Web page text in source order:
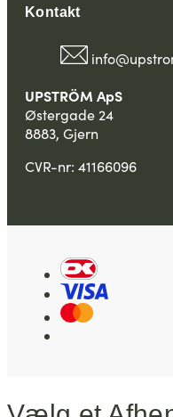
Kontakt
UPSTRÖM ApS
Østergade 24
8883, Gjern
CVR-nr: 41166096